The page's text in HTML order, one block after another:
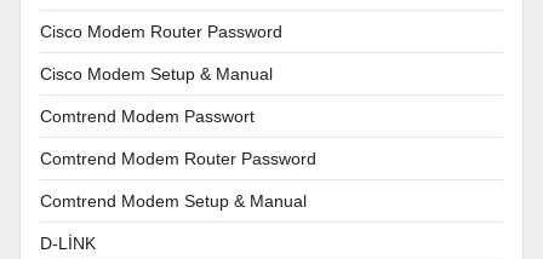
Cisco Modem Router Password
Cisco Modem Setup & Manual
Comtrend Modem Passwort
Comtrend Modem Router Password
Comtrend Modem Setup & Manual
D-LİNK